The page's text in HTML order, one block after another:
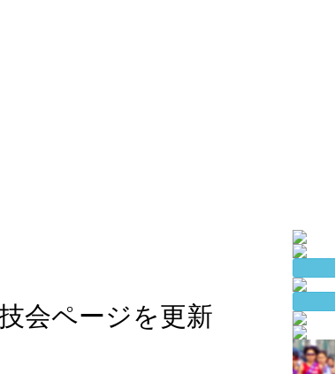
会ページを更新